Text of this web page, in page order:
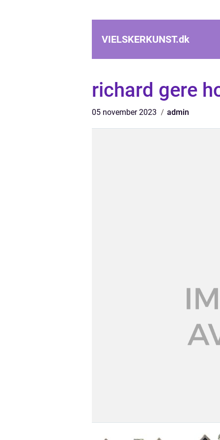
VIELSKERKUNST.dk
richard gere
05 november 2023 admin